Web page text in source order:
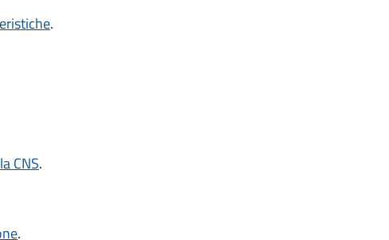
.
CNS.
.